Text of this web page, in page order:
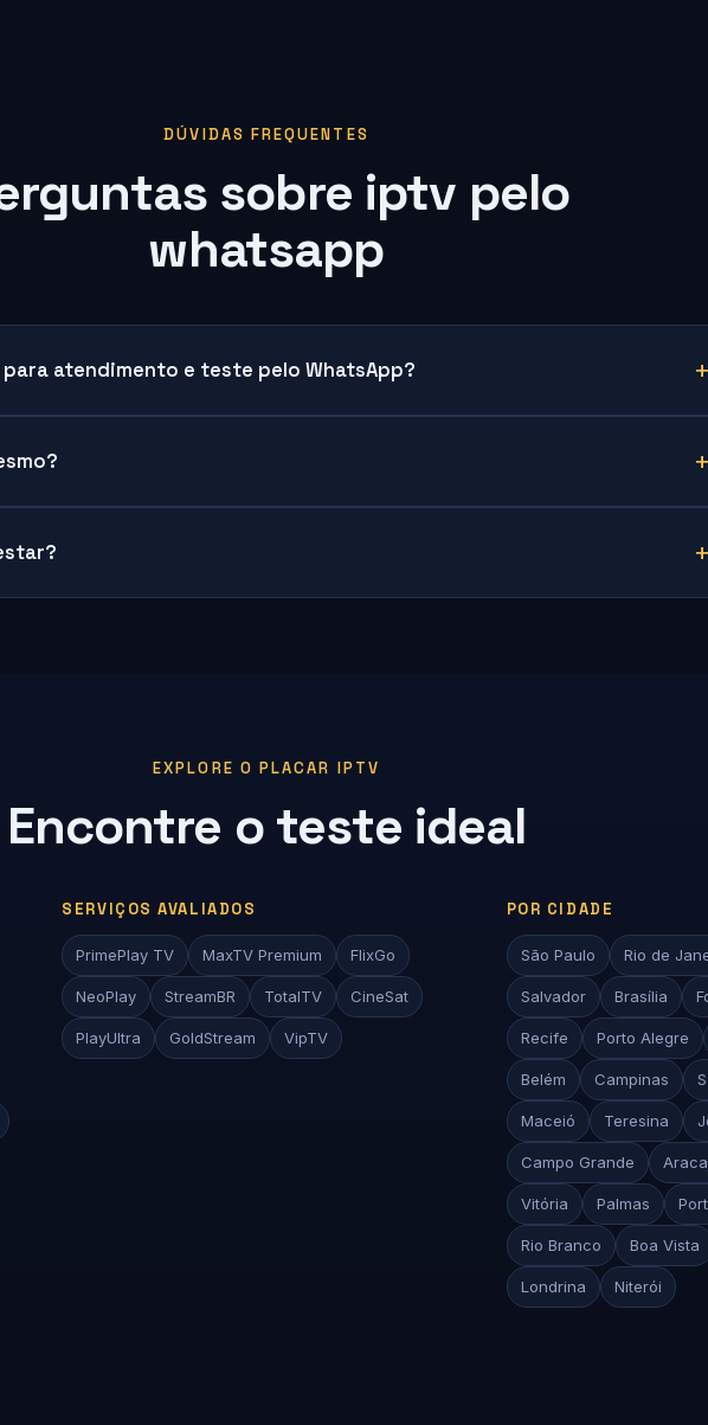
DÚVIDAS FREQUENTES
sobre iptv pelo
whatsapp
para atendimento e teste pelo WhatsApp?
EXPLORE O PLACAR IPTV
Encontre o teste ideal
SERVIÇOS AVALIADOS
PrimePlay TV MaxTV Premium FlixGo
NeoPlay StreamBR TotalTV CineSat
PlayUltra GoldStream VipTV
POR CIDADE
São Paulo Rio de
Salvador Brasília
Recife Porto Alegre
Belém Campinas
Maceió Teresina
Campo Grande
Vitória Palmas
Rio Branco Boa Vista
Londrina Niterói